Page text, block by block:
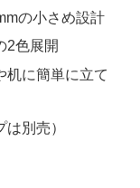
の小さめ設計
2色展開
机に簡単に立て
別売）